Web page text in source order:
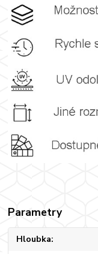
Parametry
Hloubka